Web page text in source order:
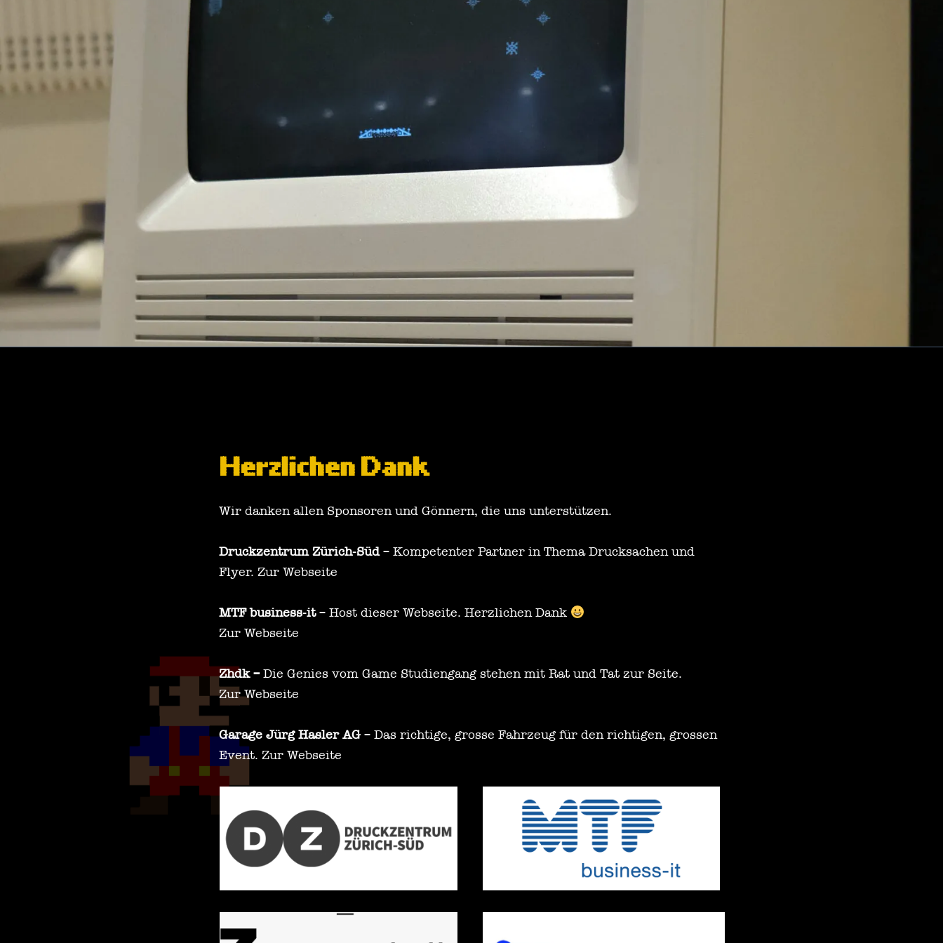
Herzlichen Dank
Wir danken allen Sponsoren und Gönnern, die uns unterstützen.
Druckzentrum Zürich-Süd– Kompetenter Partner in Thema Drucksachen und
Flyer. Zur Webseite
MTF business-it– Host dieser Webseite. Herzlichen Dank
Zur Webseite
Zhdk –Die Genies vom Game Studiengang stehen mit Rat und Tat zur Seite.
Zur Webseite
Garage Jürg Hasler AG– Das richtige, grosse Fahrzeug für den richtigen, grossen
Event. Zur Webseite